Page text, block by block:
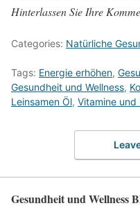
Hinterlassen Sie Ihre
Categories: Natürliche
Tags: Energie erhöhen,
Gesundheit und Wellness,
Leinsamen Öl, Vitamine
Gesundheit und Wellness